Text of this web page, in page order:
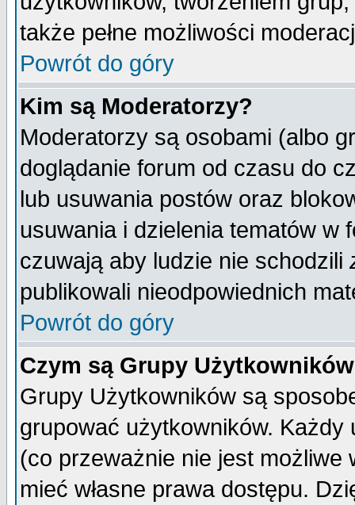
także pełne możliwości
Powrót do góry
Kim są Moderatorzy?
Moderatorzy są osobami (albo
doglądanie forum od czasu do
lub usuwania postów oraz
usuwania i dzielenia tematów w
czuwają aby ludzie nie schodzili
publikowali nieodpowiednich
Powrót do góry
Czym są Grupy
Grupy Użytkowników są
grupować użytkowników.
(co przeważnie nie jest
mieć własne prawa dostępu.